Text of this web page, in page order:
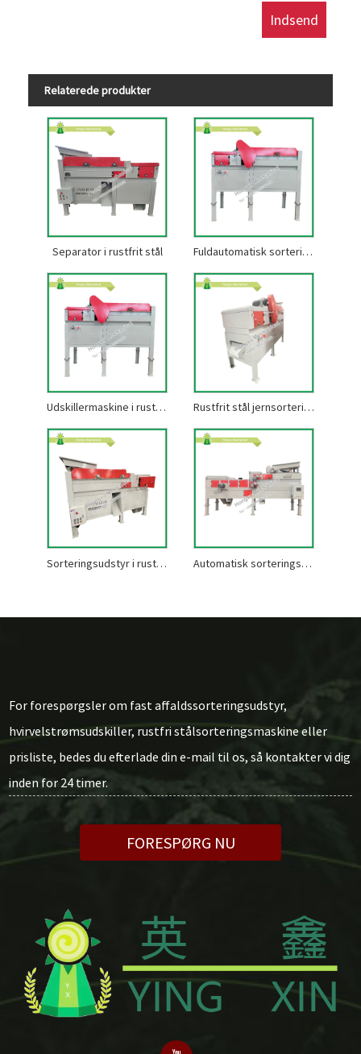
Relaterede produkter
Separator i rustfrit stål Fuldautomatisk sorteringsmaskine i rustfrit stål
Udskillermaskine i rustfrit stål Rustfrit stål jernsorteringsmaskine
Sorteringsudstyr i rustfrit stål Automatisk sorteringsmaskine i rustfrit stål
For forespørgsler om fast affaldssorteringsudstyr,
hvirvelstrømsudskiller, rustfri stålsorteringsmaskine eller
prisliste, bedes du efterlade din e-mail til os, så kontakter vi dig
inden for 24 timer.
FORESPØRG NU